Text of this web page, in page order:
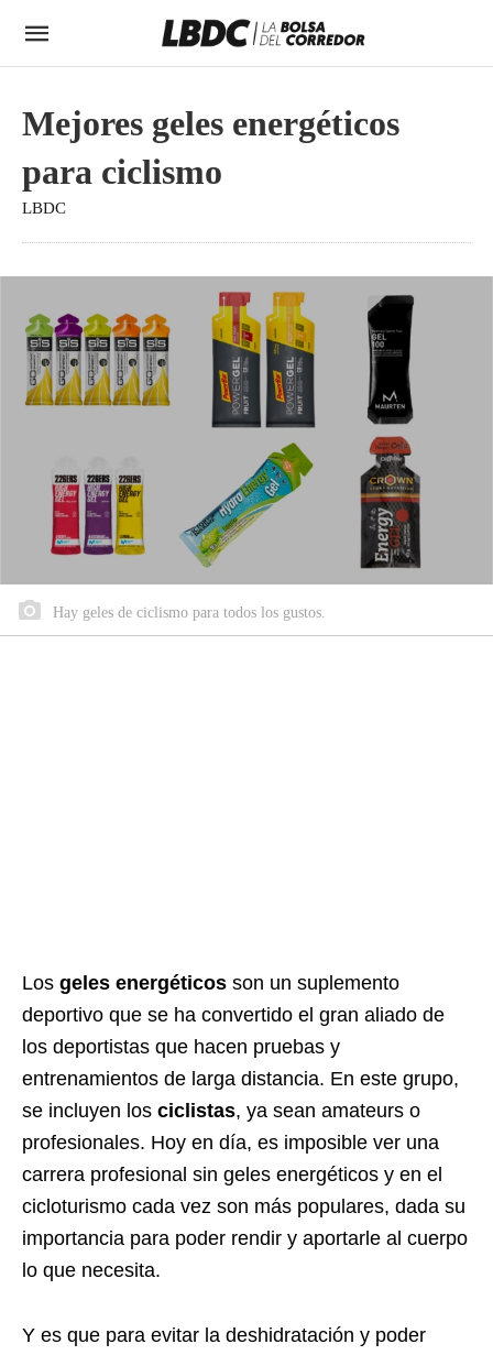
Mejores geles energéticos
para ciclismo
LBDC
Hay geles de ciclismo para todos los gustos.
Los geles energéticos son un suplemento
deportivo que se ha convertido el gran aliado de
los deportistas que hacen pruebas y
entrenamientos de larga distancia. En este grupo,
se incluyen los ciclistas, ya sean amateurs o
profesionales. Hoy en día, es imposible ver una
carrera profesional sin geles energéticos y en el
cicloturismo cada vez son más populares, dada su
importancia para poder rendir y aportarle al cuerpo
lo que necesita.
Y es que para evitar la deshidratación y poder